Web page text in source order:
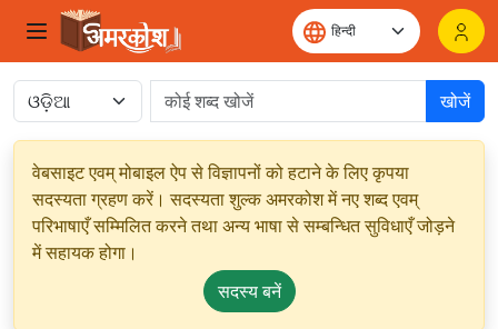
खोजें
वेबसाइट एवम् मोबाइल ऐप से विज्ञापनों को हटाने के लिए कृपया
सदस्यता ग्रहण करें। सदस्यता शुल्क अमरकोश में नए शब्द एवम्
परिभाषाएँ सम्मिलित करने तथा अन्य भाषा से सम्बन्धित सुविधाएँ जोड़ने
में सहायक होगा।
सदस्य बनें